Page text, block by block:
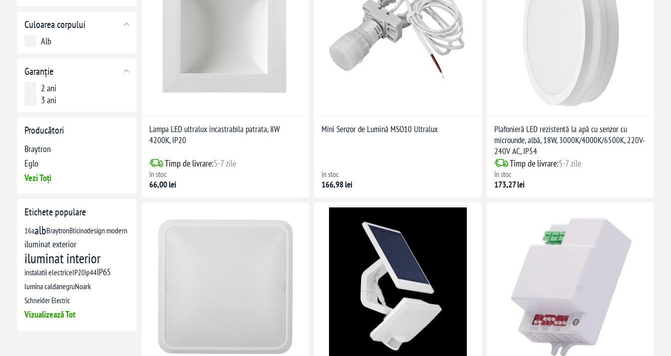
Culoarea corpului
Alb
Garanție
2 ani
3 ani
Producători
Braytron
Eglo
Vezi Toți
Etichete populare
16aalbBraytronBticinodesign modern
iluminat exterior
iluminat interior
instalatii electriceIP20ip44IP65
lumina caldanegruNoark
Schneider Electric
Vizualizează Tot
Lampa LED ultralux incastrabila patrata, 8W
4200K, IP20
Timp de livrare:5-7 zile
în stoc
66,00 lei
Mini Senzor de Lumină MSO10 Ultralux
în stoc
166,98 lei
Plafonieră LED rezistentă la apă cu senzor cu
microunde, albă, 18W, 3000K/4000K/6500K, 220V-
240V AC, IP54
Timp de livrare:5-7 zile
în stoc
173,27 lei